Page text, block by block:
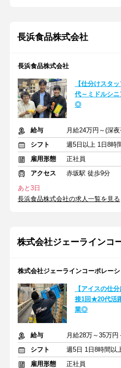
長浜食品株式会社
長浜食品株式会社
【仕分けスタ
代～ミドルシ
◎
給与
月給24万円～(深
シフト
雇用形態
正社員
アクセス
赤坂駅 徒歩9分
あと3日
長浜食品株式会社の求人一覧を見る
株式会社ジェーラインコ
株式会社ジェーラインコーポレー
【アイスの仕
接1回★20代活
業◎
給与
月給28万～35万
シフト
週5日 1日8時間以
雇用形態
正社員